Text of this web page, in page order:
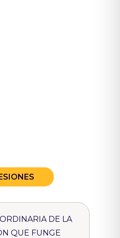
DE LA
QUE FUNGE